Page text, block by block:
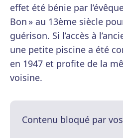
effet été bénie par
Bon » au 13ème siècle
guérison. Si l’accès à
une petite piscine a été
en 1947 et profite de la
voisine.
Contenu bloqué par